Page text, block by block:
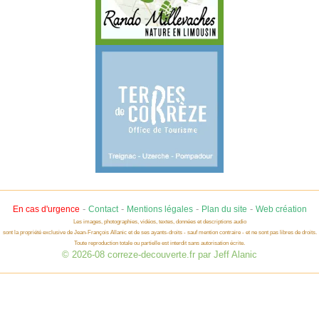
En cas d'urgence - Contact- Mentions légales- Plan du site - Web création
Les images, photographies, vidéos, textes, données et descriptions audio
sont la propriété exclusive de Jean-François Allanic et de ses ayants-droits - sauf mention contraire - et ne sont pas libres de droits.
Toute reproduction totale ou partielle est interdit sans autorisation écrite.
© 2026-08 correze-decouverte.fr par Jeff Alanic